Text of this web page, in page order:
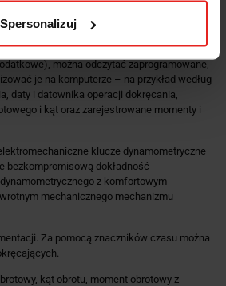
Spersonalizuj
pomiarowych.
z kontrolą kąta mają funkcję
z odpowiedniego oprogramowania (jest to
można odczytać zaprogramowane,
je na komputerze – na przykład według
daty i datownika operacji dokręcania,
i kąt oraz zarejestrowane momenty i
klucze dynamometryczne
bezkompromisową dokładność
z komfortowym
mechanicznego mechanizmu
Za pomocą znaczników czasu można
kąt obrotu, moment obrotowy z